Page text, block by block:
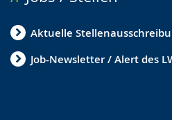
Aktuelle
Job-Newsletter / Alert des